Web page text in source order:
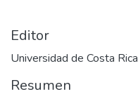
Editor
Universidad de Costa Rica
Resumen